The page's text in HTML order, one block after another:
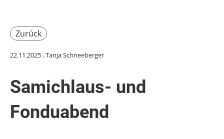
Zurück
22.11.2025, Tanja Schneeberger
Samichlaus- und
Fonduabend